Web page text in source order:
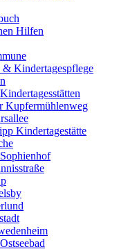
Hilfen
Kindertagespflege
Kupfermühlenweg
Kindertagestätte